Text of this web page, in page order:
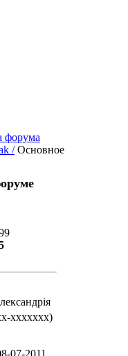
/ Основное
xxxxxxx)
07-2011